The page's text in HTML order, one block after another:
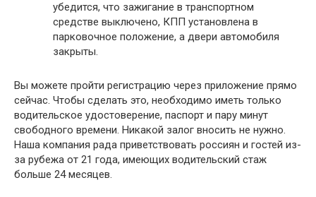
убедится, что зажигание в транспортном
средстве выключено, КПП установлена в
парковочное положение, а двери автомобиля
закрыты.
Вы можете пройти регистрацию через приложение прямо
сейчас. Чтобы сделать это, необходимо иметь только
водительское удостоверение, паспорт и пару минут
свободного времени. Никакой залог вносить не нужно.
Наша компания рада приветствовать россиян и гостей из-
за рубежа от 21 года, имеющих водительский стаж
больше 24 месяцев.